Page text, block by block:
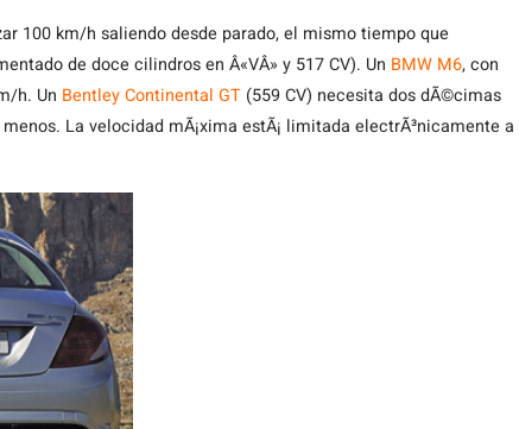
100 km/h saliendo desde parado, el mismo tiempo que
de doce cilindros en Â«VÂ» y 517 CV). Un BMW M6, con
h. Un Bentley Continental GT (559 CV) necesita dos dÃ©cimas
La velocidad mÃ¡xima estÃ¡ limitada electrÃ³nicamente a